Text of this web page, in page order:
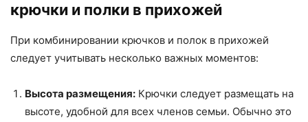
крючки и полки в прихожей
При комбинировании крючков и полок в прихожей
следует учитывать несколько важных моментов:
Высота размещения: Крючки следует размещать на
высоте, удобной для всех членов семьи. Обычно это